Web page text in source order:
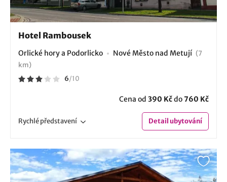
Hotel Rambousek
Orlické hory a Podorlicko Nové Město nad Metují (7
km)
6/10
Cena od 390 Kčdo760 Kč
Rychlépředstavení Detailubytování